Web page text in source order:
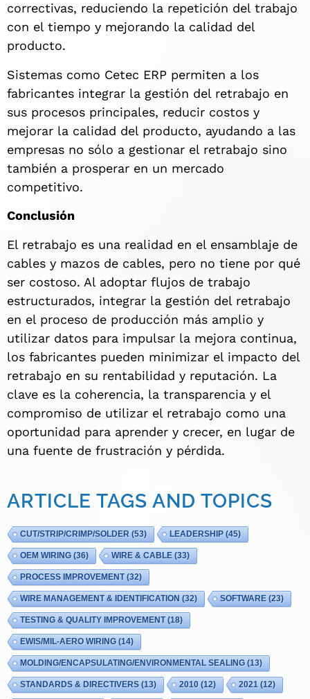
correctivas, reduciendo la repetición del trabajo
con el tiempo y mejorando la calidad del
producto.
Sistemas como Cetec ERP permiten a los
fabricantes integrar la gestión del retrabajo en
sus procesos principales, reducir costos y
mejorar la calidad del producto, ayudando a las
empresas no sólo a gestionar el retrabajo sino
también a prosperar en un mercado
competitivo.
Conclusión
El retrabajo es una realidad en el ensamblaje de
cables y mazos de cables, pero no tiene por qué
ser costoso. Al adoptar flujos de trabajo
estructurados, integrar la gestión del retrabajo
en el proceso de producción más amplio y
utilizar datos para impulsar la mejora continua,
los fabricantes pueden minimizar el impacto del
retrabajo en su rentabilidad y reputación. La
clave es la coherencia, la transparencia y el
compromiso de utilizar el retrabajo como una
oportunidad para aprender y crecer, en lugar de
una fuente de frustración y pérdida.
ARTICLE TAGS AND TOPICS
CUT/STRIP/CRIMP/SOLDER (53) LEADERSHIP(45)
OEM WIRING (36) WIRE & CABLE (33)
PROCESS IMPROVEMENT(32)
WIRE MANAGEMENT & IDENTIFICATION (32) SOFTWARE (23)
TESTING & QUALITY IMPROVEMENT(18)
EWIS/MIL-AERO WIRING (14)
MOLDING/ENCAPSULATING/ENVIRONMENTAL SEALING (13)
STANDARDS & DIRECTIVERS (13) 2010 (12) 2021 (12)